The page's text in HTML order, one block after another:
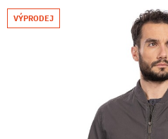
VÝPRODEJ